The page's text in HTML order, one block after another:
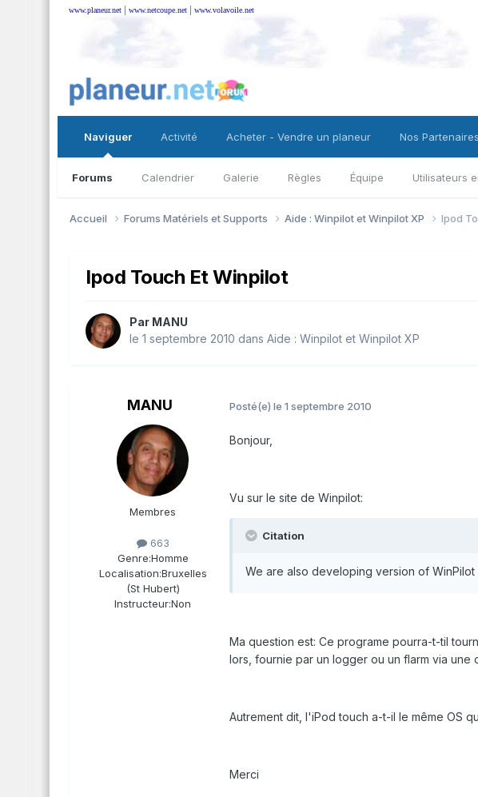
www.planeur.net | www.netcoupe.net | www.volavoile.net
Naviguer
Forums Calendrier Galerie Règles Équipe Utilisateurs
Activité Acheter - Vendre un planeur Nos Partenaires
Accueil Forums Matériels et Supports Aide : Winpilot et Winpilot XP Ipod
Ipod Touch Et Winpilot
Par MANU
le 1 septembre 2010 dans Aide : Winpilot et Winpilot XP
MANU
Membres
663
Genre:Homme
Localisation:Bruxelles
(St Hubert)
Instructeur:Non
Posté(e) le 1 septembre 2010
Bonjour,
Vu sur le site de Winpilot:
Citation
We are also developing version of
Ma question est: Ce programe pourra-t-til
lors, fournie par un logger ou un flarm via une
Autrement dit, l'iPod touch a-t-il le même OS
Merci